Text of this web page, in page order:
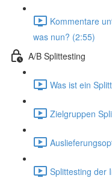
Kommentare
was nun? (2:55)
A/B Splittesting
Was ist ein
Zielgruppen
Splittesting der